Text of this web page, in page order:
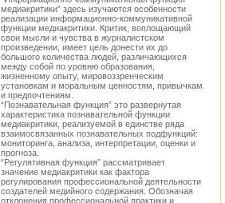
медиакритики” здесь изучаются особенности
реализации информационно-коммуникативной
функции медиакритики. Критик, воплощающий
свои мысли и чувства в журналистском
произведении, имеет цель донести их до
большого количества людей, различающихся
между собой по уровню образования,
жизненному опыту, мировоззренческим
установкам и моральным ценностям, привычкам
и предпочтениям.
“Познавательная функция” это развернутая
характеристика познавательной функции
медиакритики, реализуемой в единстве ряда
взаимосвязанных познавательных подфункций:
мониторинга, анализа, интерпретации, оценки и
прогноза.
“Регулятивная функция” рассматривает
значение медиакритики как фактора
регулирования профессиональной деятельности
создателей медийного содержания. Обозначая
отклонения профессиональной практики и